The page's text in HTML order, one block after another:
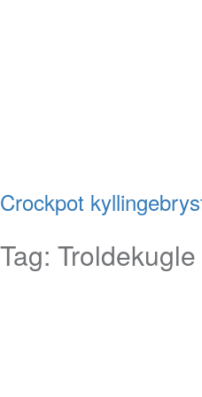
Crockpot
Tag: Troldekugle